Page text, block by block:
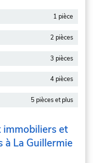
1 pièce
2 pièces
3 pièces
4 pièces
5 pièces et plus
immobiliers et
à La Guillermie